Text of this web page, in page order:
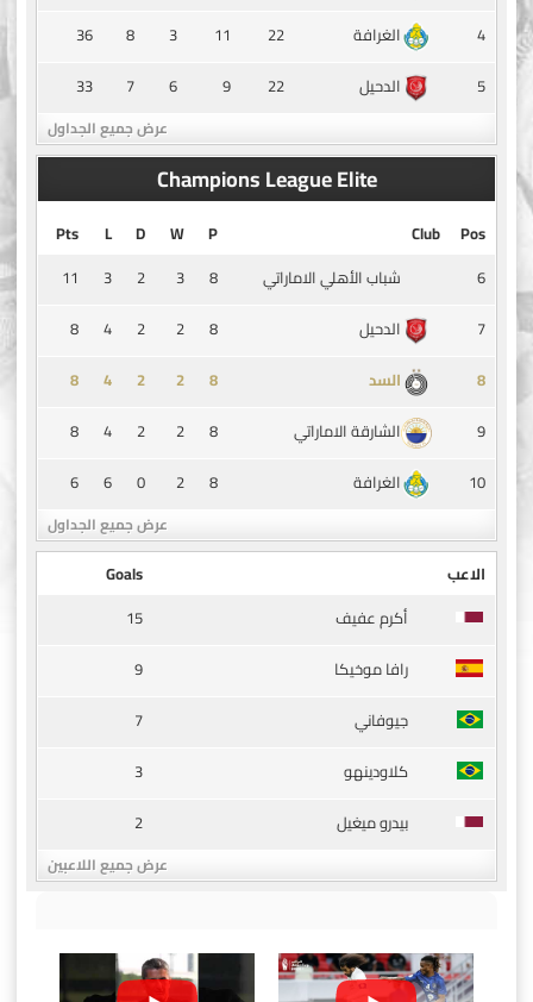
4
الغرافة 22
11
3
8
36
5
الدحيل 22
9
6
7
33
عرض جميع الجداول
Champions League Elite
Pos
Club
P
W
D
L
Pts
6
شباب الأهلي الاماراتي 8
3
2
3
11
7
الدحيل 8
2
2
4
8
8
السد 8
2
2
4
8
9
الشارقة الاماراتي 8
2
2
4
8
10
الغرافة 8
2
0
6
6
عرض جميع الجداول
الاعب
Goals
أكرم عفيف
15
رافا موخيكا
9
جيوفاني
7
كلاودينهو
3
بيدرو ميغيل
2
عرض جميع اللاعبين